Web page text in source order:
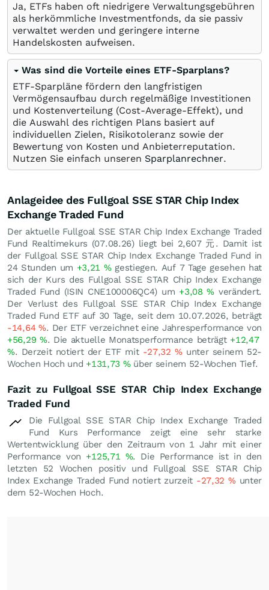
Ja, ETFs haben oft niedrigere Verwaltungsgebühren
als herkömmliche Investmentfonds, da sie passiv
verwaltet werden und geringere interne
Handelskosten aufweisen.
Was sind die Vorteile eines ETF-Sparplans?
ETF-Sparpläne fördern den langfristigen
Vermögensaufbau durch regelmäßige Investitionen
und Kostenverteilung (Cost-Average-Effekt), und
die Auswahl des richtigen Plans basiert auf
individuellen Zielen, Risikotoleranz sowie der
Bewertung von Kosten und Anbieterreputation.
Nutzen Sie einfach unseren Sparplanrechner.
Anlageidee des Fullgoal SSE STAR Chip Index
Exchange Traded Fund
Der aktuelle Fullgoal SSE STAR Chip Index Exchange Traded
Fund Realtimekurs (07.08.26) liegt bei 2,607 元. Damit ist
der Fullgoal SSE STAR Chip Index Exchange Traded Fund in
24 Stunden um +3,21 %gestiegen. Auf 7 Tage gesehen hat
sich der Kurs des Fullgoal SSE STAR Chip Index Exchange
Traded Fund (ISIN CNE100006QC4) um +3,08% verändert.
Der Verlust des Fullgoal SSE STAR Chip Index Exchange
Traded Fund ETF auf 30 Tage, seit dem 10.07.2026, beträgt
-14,64%. Der ETF verzeichnet eine Jahresperformance von
+56,29 %. Die aktuelle Monatsperformance beträgt +12,47
%. Derzeit notiert der ETF mit -27,32 %unter seinem 52-
Wochen Hoch und +131,73 %über seinem 52-Wochen Tief.
Fazit zu Fullgoal SSE STAR Chip Index Exchange
Traded Fund
Die Fullgoal SSE STAR Chip Index Exchange Traded
Fund Kurs Performance zeigt eine sehr starke
Wertentwicklung über den Zeitraum von 1 Jahr mit einer
Performance von +125,71 %. Die Performance ist in den
letzten 52 Wochen positiv und Fullgoal SSE STAR Chip
Index Exchange Traded Fund notiert zurzeit -27,32 %unter
dem 52-Wochen Hoch.